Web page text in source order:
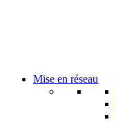
Mise en réseau